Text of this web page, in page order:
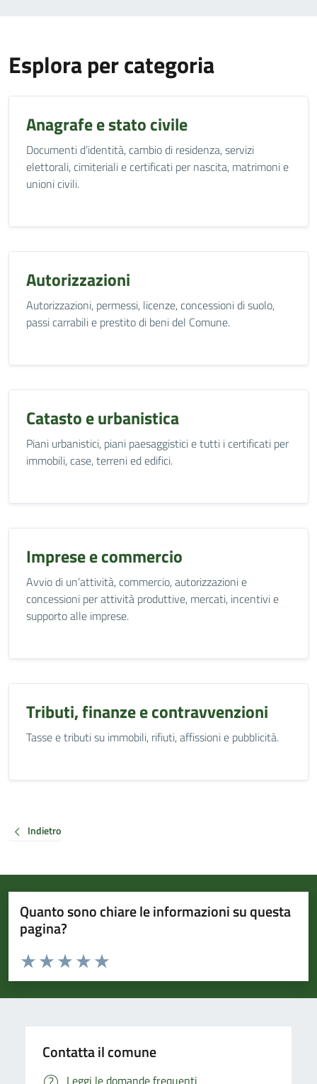
Esplora per categoria
Anagrafe e stato civile
Documenti d’identità, cambio di residenza, servizi
elettorali, cimiteriali e certificati per nascita, matrimoni e
unioni civili.
Autorizzazioni
Autorizzazioni, permessi, licenze, concessioni di suolo,
passi carrabili e prestito di beni del Comune.
Catasto e urbanistica
Piani urbanistici, piani paesaggistici e tutti i certificati per
immobili, case, terreni ed edifici.
Imprese e commercio
Avvio di un’attività, commercio, autorizzazioni e
concessioni per attività produttive, mercati, incentivi e
supporto alle imprese.
Tributi, finanze e contravvenzioni
Tasse e tributi su immobili, rifiuti, affissioni e pubblicità.
Indietro
Quanto sono chiare le informazioni su questa
pagina?
Valuta da 1 a 5 stelle la pagina
Valuta 5 stelle su 5
Valuta 4 stelle su 5
Valuta 3 stelle su 5
Valuta 2 stelle su 5
Valuta 1 stelle su 5
Contatta il comune
Leggi le domande frequenti